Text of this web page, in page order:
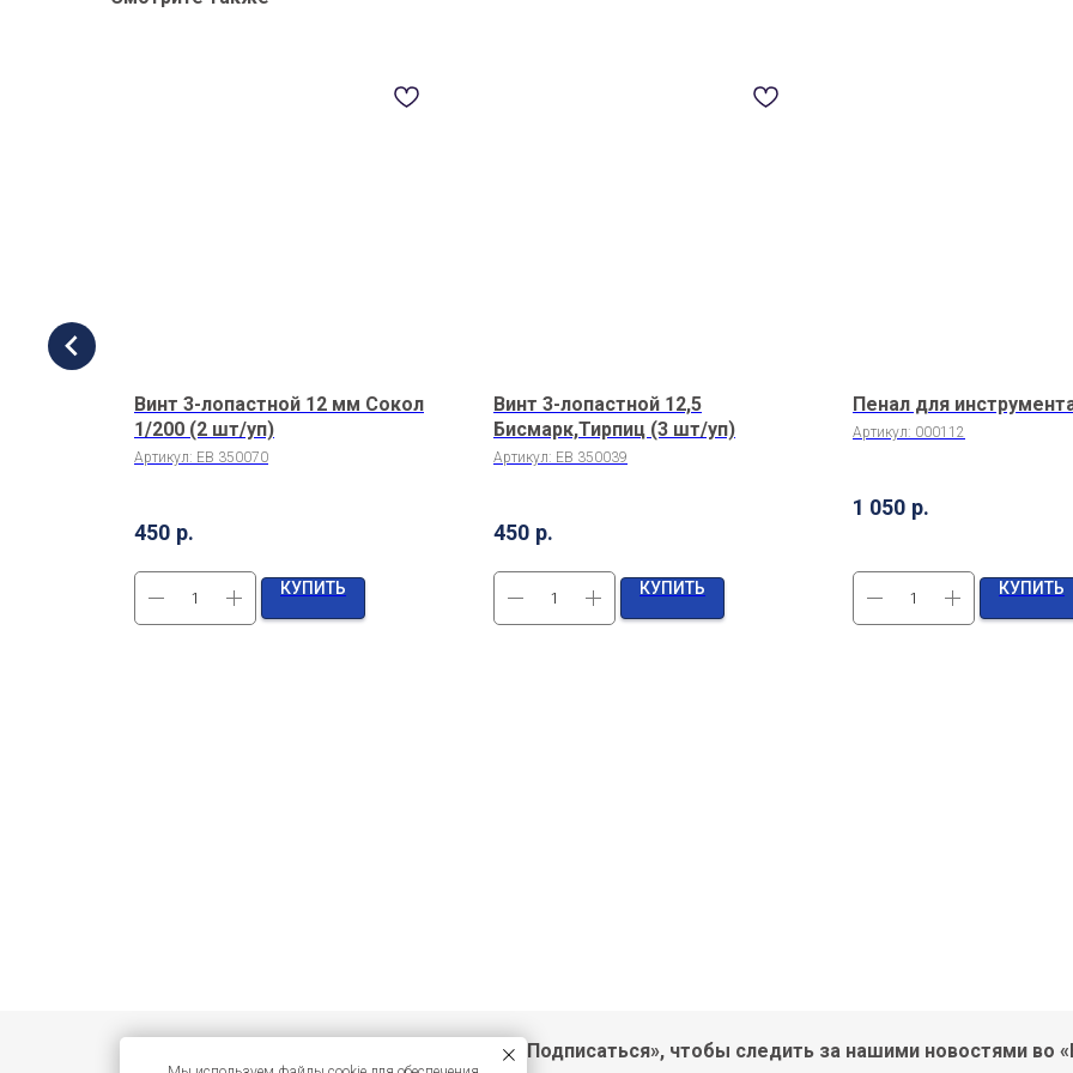
Винт 3-лопастной 12 мм Сокол
1/200 (2 шт/уп)
Артикул: EB 350070
450 р.
КУПИТЬ
Винт 3-лопастной 12,5
Бисмарк,Тирпиц (3 шт/уп)
Артикул: EB 350039
450 р.
КУПИТЬ
Пенал для
Артикул: 000112
1 050 р.
КУПИТЬ
Нажмите «Подписаться», чтобы следить за нашими новостями во